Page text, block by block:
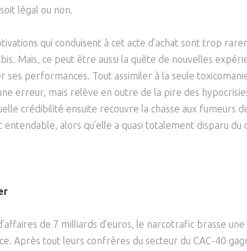
légal ou non.
qui conduisent à cet acte d’achat sont trop
Mais, ce peut être aussi la quête de nouvelles
ses performances. Tout assimiler à la seule
erreur, mais relève en outre de la pire des
crédibilité ensuite recouvre la chasse aux fumeurs
alors qu’elle a quasi totalement disparu du
de 7 milliards d’euros, le narcotrafic brasse
Après tout leurs confrères du secteur du CAC-40